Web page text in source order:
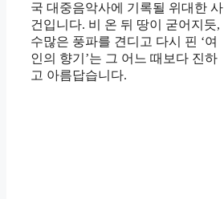
국 대중음악사에 기록될 위대한 사
건입니다. 비 온 뒤 땅이 굳어지듯,
수많은 풍파를 견디고 다시 핀 ‘여
인의 향기’는 그 어느 때보다 진하
고 아름답습니다.